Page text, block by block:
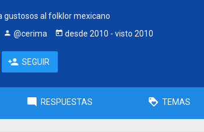
gustosos al folklor mexicano
@cerima desde 2010 - visto 2010
SEGUIR
RESPUESTAS TEMAS